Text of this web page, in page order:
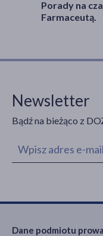
Porady na
Farmaceutą.
Newsletter
Bądź na bieżąco z
Dane podmiotu